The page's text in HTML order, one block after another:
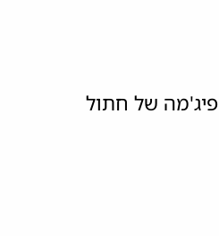
פיג'מה של חתול